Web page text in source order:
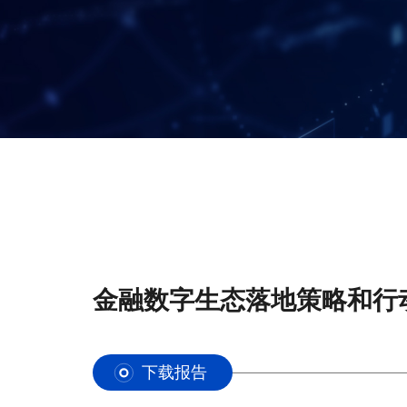
金融数字生态落地策略和行
下载报告